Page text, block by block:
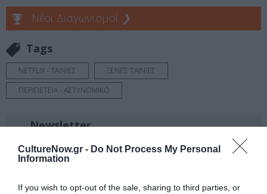
CultureNow.gr - Do Not Process My Personal
Information
If you wish to opt-out of the sale, sharing to third parties, or
Νέοι Διαγωνισμοί ❯
Tags
NETFLIX - ΤΑΙΝΙΕΣ
ΞΕΝΕΣ ΤΑΙΝΙΕΣ
ΠΕΡΙΠΕΤΕΙΑ - ΑΣΤΥΝΟΜΙΚΟ
Newsletter
Κάθε βδομάδα στο e-mail σας τα τελευταία νέα για
την Τέχνη και τον Πολιτισμό!